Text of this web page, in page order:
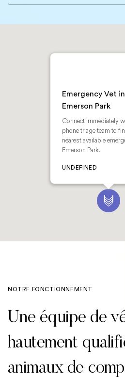
Emergency Vet in
Emerson Park
Connect immediately
phone triage team to
nearest available
Emerson Park.
UNDEFINED
NOTRE FONCTIONNEMENT
Une équipe de
hautement
animaux de